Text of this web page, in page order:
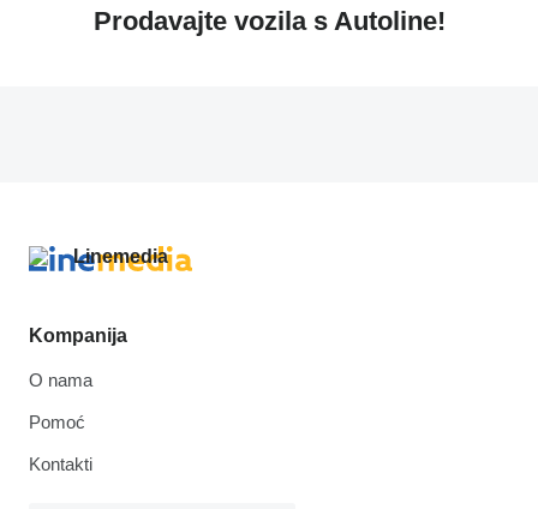
Prodavajte vozila s Autoline!
Kompanija
O nama
Pomoć
Kontakti